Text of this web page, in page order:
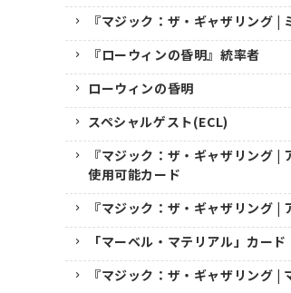
『マジック：ザ・ギャザリング |
『ローウィンの昏明』統率者
ローウィンの昏明
スペシャルゲスト(ECL)
『マジック：ザ・ギャザリング |
使用可能カード
『マジック：ザ・ギャザリング |
「マーベル・マテリアル」カード
『マジック：ザ・ギャザリング |